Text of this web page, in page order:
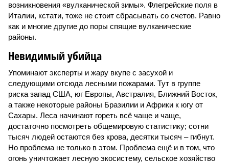
возникновения «вулканической зимы». Флегрейские поля в
Италии, кстати, тоже не стоит сбрасывать со счетов. Равно
как и многие другие до поры спящие вулканические
районы.
Невидимый убийца
Упоминают эксперты и жару вкупе с засухой и
следующими отсюда лесными пожарами. Тут в группе
риска запад США, юг Европы, Австралия, Ближний Восток,
а также некоторые районы Бразилии и Африки к югу от
Сахары. Леса начинают гореть всё чаще и чаще,
достаточно посмотреть общемировую статистику; сотни
тысяч людей остаются без крова, десятки тысяч – гибнут.
Но проблема не только в этом. Проблема ещё и в том, что
огонь уничтожает лесную экосистему, сельское хозяйство